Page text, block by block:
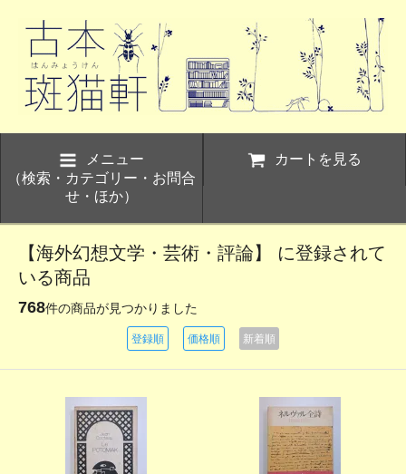
メニュー
（検索・カテゴリー・お問合
せ・ほか）
カートを見る
【海外幻想文学・芸術・評論】 に登録されて
いる商品
768件の商品が見つかりました
登録順 価格順 新着順